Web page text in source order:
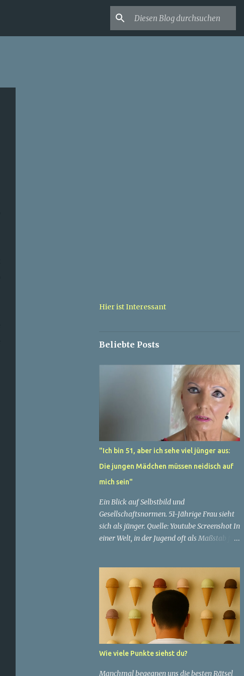
Hier ist Interessant
Beliebte Posts
"Ich bin 51, aber ich sehe viel jünger aus:
Die jungen Mädchen müssen neidisch auf
mich sein"
Ein Blick auf Selbstbild und
Gesellschaftsnormen. 51-Jährige Frau sieht
sich als jünger. Quelle: Youtube Screenshot In
einer Welt, in der Jugend oft als Maßstab für
bewahren. Aber was passiert, wenn jemand
sein eigenes Alter anders wahrnimmt als die
Gesellschaft es tut? Treten dann Selbstbild
und Realität in Konflikt? Ein faszinierendes
Beispiel für diese Diskrepanz ist die
Geschichte einer 51-jährigen Frau, deren
Überzeugung von ihrem Aussehen sie dazu
bringt, sich jünger zu fühlen, als die
Wie viele Punkte siehst du?
Manchmal begegnen uns die besten Rätsel